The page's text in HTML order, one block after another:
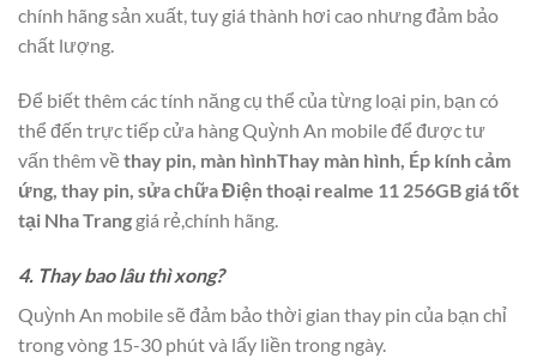
chính hãng sản xuất, tuy giá thành hơi cao nhưng đảm bảo
chất lượng.
Để biết thêm các tính năng cụ thể của từng loại pin, bạn có
thể đến trực tiếp cửa hàng Quỳnh An mobile để được tư
vấn thêm về thay pin, màn hìnhThay màn hình, Ép kính cảm
ứng, thay pin, sửa chữa Điện thoại realme 11 256GB giá tốt
tại Nha Trang giá rẻ,chính hãng.
4. Thay bao lâu thì xong?
Quỳnh An mobile sẽ đảm bảo thời gian thay pin của bạn chỉ
trong vòng 15-30 phút và lấy liền trong ngày.